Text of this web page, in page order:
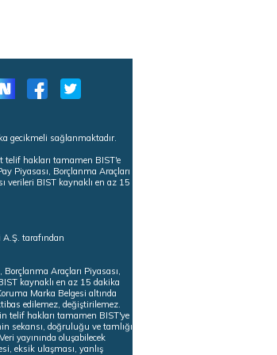
gecikmeli sağlanmaktadır.
telif hakları tamamen BIST'e
Piyasası, Borçlanma Araçları
verileri BIST kaynaklı en az 15
tarafından
Araçları Piyasası,
kaynaklı en az 15 dakika
Marka Belgesi altında
edilemez, değiştirilemez.
telif hakları tamamen BIST'ye
sekansı, doğruluğu ve tamlığı
yayınında oluşabilecek
eksik ulaşması, yanlış